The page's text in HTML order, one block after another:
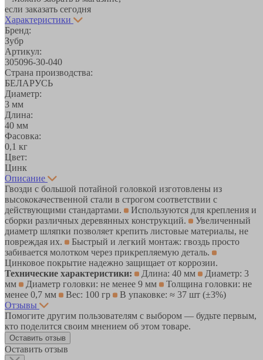
если заказать сегодня
Характеристики
Бренд:
Зубр
Артикул:
305096-30-040
Страна производства:
БЕЛАРУСЬ
Диаметр:
3 мм
Длина:
40 мм
Фасовка:
0,1 кг
Цвет:
Цинк
Описание
Гвозди с большой потайной головкой изготовлены из
высококачественной стали в строгом соответствии с
действующими стандартами.
Используются для крепления и
сборки различных деревянных конструкций.
Увеличенный
диаметр шляпки позволяет крепить листовые материалы, не
повреждая их.
Быстрый и легкий монтаж: гвоздь просто
забивается молотком через прикрепляемую деталь.
Цинковое покрытие надежно защищает от коррозии.
Технические характеристики:
Длина: 40 мм
Диаметр: 3
мм
Диаметр головки: не менее 9 мм
Толщина головки: не
менее 0,7 мм
Вес: 100 гр
В упаковке: ≈ 37 шт (±3%)
Отзывы
Помогите другим пользователям с выбором — будьте первым,
кто поделится своим мнением об этом товаре.
Оставить отзыв
Оставить отзыв